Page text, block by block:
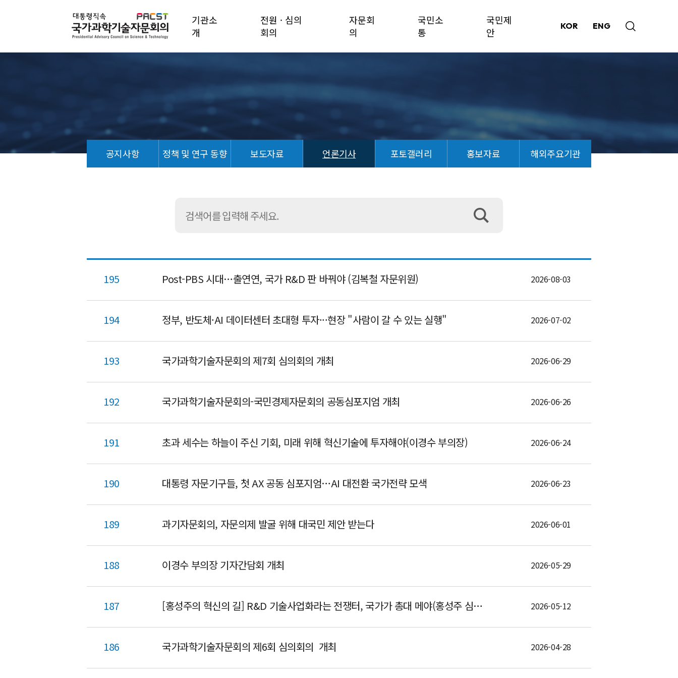
기관소
개
전원 · 심의
회의
자문회
의
국민소
통
국민제
안
KOR ENG
공지사항 정책 및 연구 동향 보도자료 언론기사 포토갤러리 홍보자료 해외주요기관
195 Post-PBS 시대…출연연, 국가 R&D 판 바꿔야 (김복철 자문위원) 2026-08-03
194 정부, 반도체·AI 데이터센터 초대형 투자···현장 "사람이 갈 수 있는 실행" 2026-07-02
193 국가과학기술자문회의 제7회 심의회의 개최 2026-06-29
192 국가과학기술자문회의-국민경제자문회의 공동심포지엄 개최 2026-06-26
191 초과 세수는 하늘이 주신 기회, 미래 위해 혁신기술에 투자해야(이경수 부의장) 2026-06-24
190 대통령 자문기구들, 첫 AX 공동 심포지엄…AI 대전환 국가전략 모색 2026-06-23
189 과기자문회의, 자문의제 발굴 위해 대국민 제안 받는다 2026-06-01
188 이경수 부의장 기자간담회 개최 2026-05-29
187 [홍성주의 혁신의 길] R&D 기술사업화라는 전쟁터, 국가가 총대 메야(홍성주 심의위원) 2026-05-12
186 국가과학기술자문회의 제6회 심의회의 개최 2026-04-28